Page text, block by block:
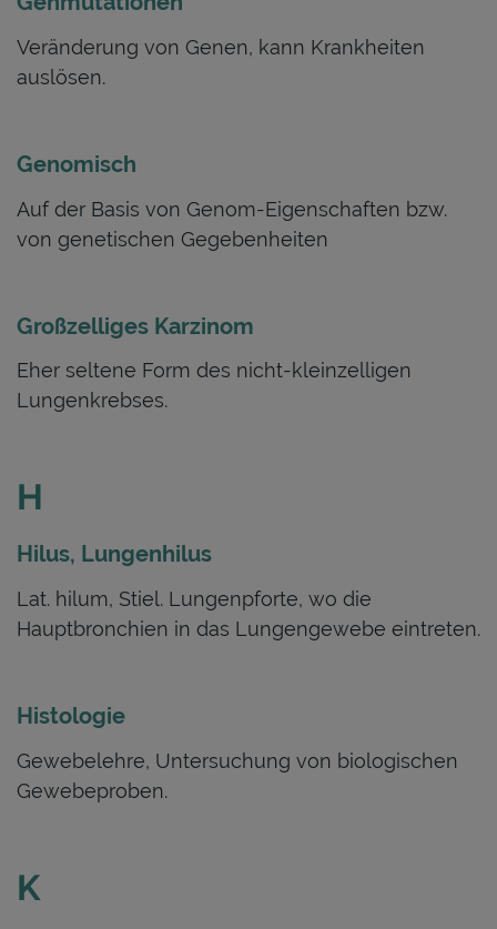
Veränderung von Genen, kann Krankheiten
auslösen.
Genomisch
Auf der Basis von Genom-Eigenschaften bzw.
von genetischen Gegebenheiten
Großzelliges Karzinom
Eher seltene Form des nicht-kleinzelligen
Lungenkrebses.
H
Hilus, Lungenhilus
Lat. hilum, Stiel. Lungenpforte, wo die
Hauptbronchien in das Lungengewebe eintreten.
Histologie
Gewebelehre, Untersuchung von biologischen
Gewebeproben.
K